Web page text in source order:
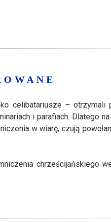
celibatariusze – otrzymali
i parafiach. Dlatego
w wiarę, czują
chrześcijańskiego